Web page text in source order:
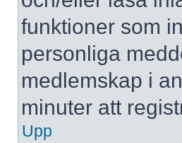
funktioner som
personliga
medlemskap i
minuter att
Upp